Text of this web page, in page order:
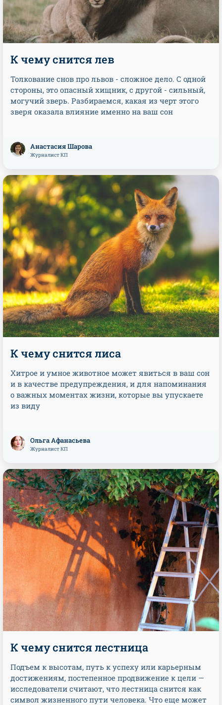
К чему снится лев
Толкование снов про львов - сложное дело. С одной
стороны, это опасный хищник, с другой - сильный,
могучий зверь. Разбираемся, какая из черт этого
зверя оказала влияние именно на ваш сон
Анастасия Шарова
Журналист КП
К чему снится лиса
Хитрое и умное животное может явиться в ваш сон
и в качестве предупреждения, и для напоминания
о важных моментах жизни, которые вы упускаете
из виду
Ольга Афанасьева
Журналист КП
К чему снится лестница
Подъем к высотам, путь к успеху или карьерным
достижениям, постепенное продвижение к цели —
исследователи считают, что лестница снится как
символ жизненного пути человека. Что еще может